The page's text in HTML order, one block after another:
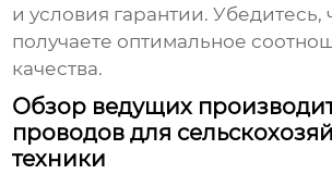
и условия гарантии. Убедитесь,
получаете оптимальное
качества.
Обзор ведущих
проводов для
техники